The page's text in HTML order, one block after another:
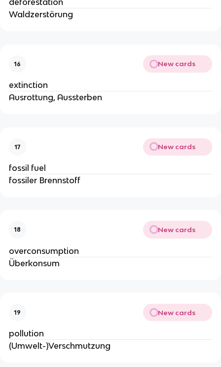
deforestation
Waldzerstörung
16 New cards
extinction
Ausrottung, Aussterben
17 New cards
fossil fuel
fossiler Brennstoff
18 New cards
overconsumption
Überkonsum
19 New cards
pollution
(Umwelt-)Verschmutzung